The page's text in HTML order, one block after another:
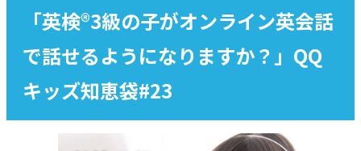
「英検®︎3級の子がオンライン英会話
で話せるようになりますか？」QQ
キッズ知恵袋#23